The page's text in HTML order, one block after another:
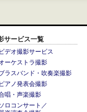
サービス一覧
ビデオ撮影サービス
ーケストラ撮影
ラスバンド・吹奏楽撮影
ピアノ発表会撮影
唱・声楽撮影
ロコンサート／